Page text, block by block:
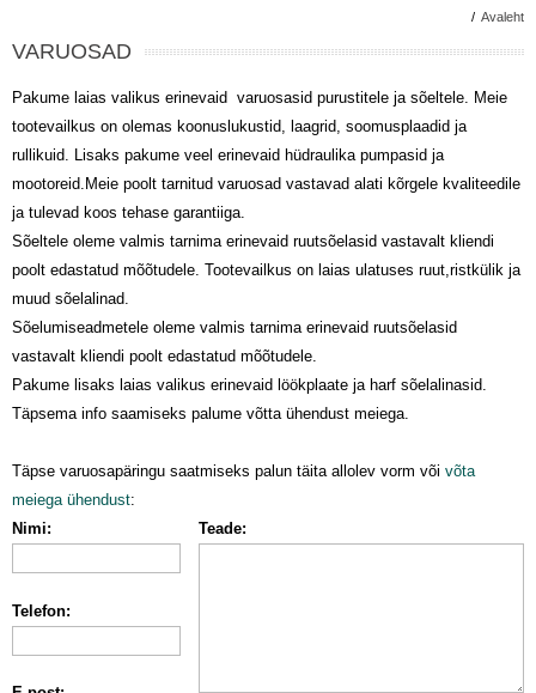
/ Avaleht
VARUOSAD
Pakume laias valikus erinevaid varuosasid purustitele ja sõeltele. Meie
tootevailkus on olemas koonuslukustid, laagrid, soomusplaadid ja
rullikuid. Lisaks pakume veel erinevaid hüdraulika pumpasid ja
mootoreid.Meie poolt tarnitud varuosad vastavad alati kõrgele kvaliteedile
ja tulevad koos tehase garantiiga.
Sõeltele oleme valmis tarnima erinevaid ruutsõelasid vastavalt kliendi
poolt edastatud mõõtudele. Tootevailkus on laias ulatuses ruut,ristkülik ja
muud sõelalinad.
Sõelumiseadmetele oleme valmis tarnima erinevaid ruutsõelasid
vastavalt kliendi poolt edastatud mõõtudele.
Pakume lisaks laias valikus erinevaid löökplaate ja harf sõelalinasid.
Täpsema info saamiseks palume võtta ühendust meiega.
Täpse varuosapäringu saatmiseks palun täita allolev vorm või võta
meiega ühendust:
Nimi:
Telefon:
Teade: